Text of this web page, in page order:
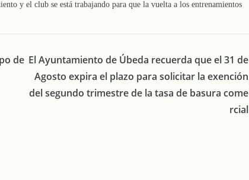
y el club se está trabajando para que la vuelta a los entrenamientos
de El Ayuntamiento de Úbeda recuerda que el 31 de
Agosto expira el plazo para solicitar la exención
del segundo trimestre de la tasa de basura come
rcial